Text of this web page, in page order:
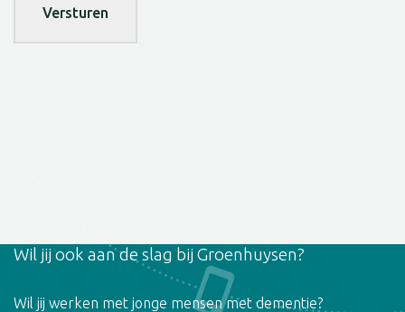
Wil jij ook aan de slag bij Groenhuysen?
Wil jij werken met jonge mensen met dementie?